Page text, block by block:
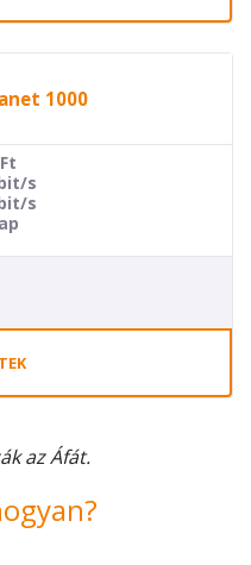
1000
Ft
s
s
az Áfát.